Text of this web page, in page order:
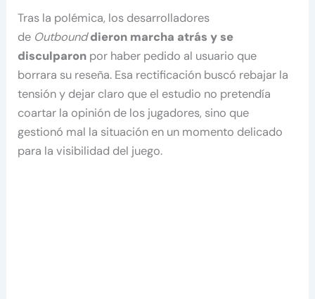
Tras la polémica, los desarrolladores
de Outbound dieron marcha atrás y se
disculparon por haber pedido al usuario que
borrara su reseña. Esa rectificación buscó rebajar la
tensión y dejar claro que el estudio no pretendía
coartar la opinión de los jugadores, sino que
gestionó mal la situación en un momento delicado
para la visibilidad del juego.